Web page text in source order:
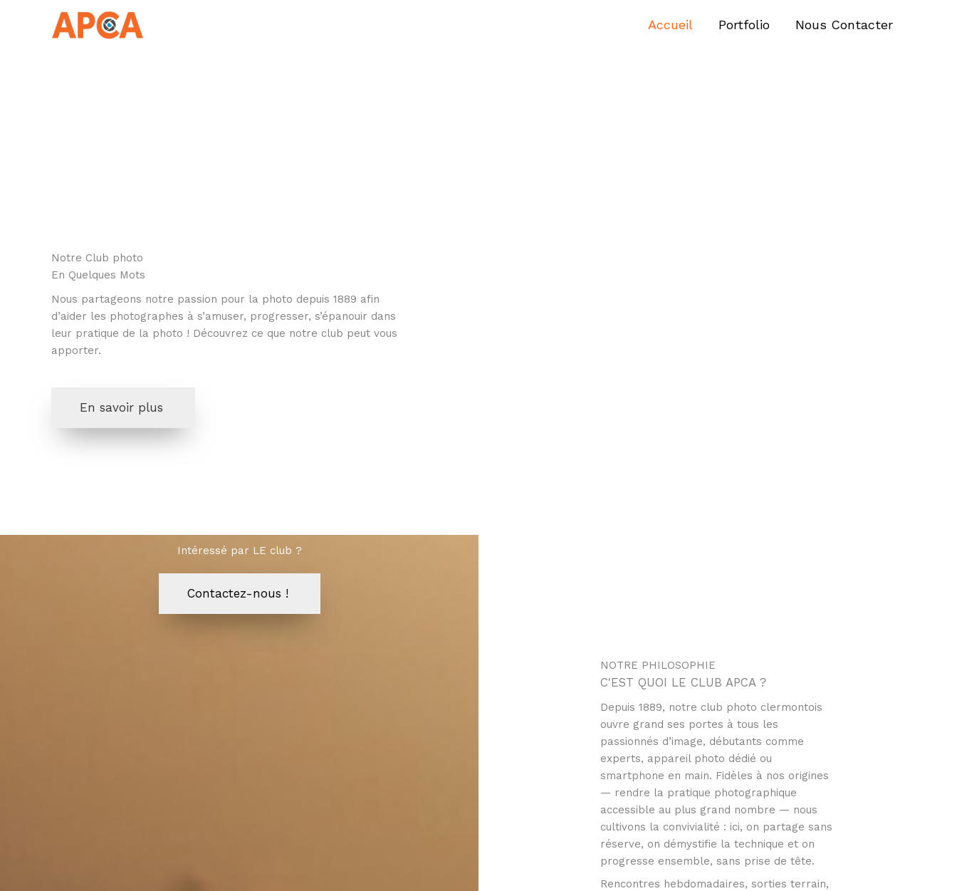
Accueil Portfolio Nous Contacter
Notre Club photo
En Quelques Mots
Nous partageons notre passion pour la photo depuis 1889 afin
d’aider les photographes à s’amuser, progresser, s’épanouir dans
leur pratique de la photo ! Découvrez ce que notre club peut vous
apporter.
En savoir plus
Intéressé par LE club ?
Contactez-nous !
NOTRE PHILOSOPHIE
C'EST QUOI LE CLUB APCA ?
Depuis 1889, notre club photo clermontois
ouvre grand ses portes à tous les
passionnés d’image, débutants comme
experts, appareil photo dédié ou
smartphone en main. Fidèles à nos origines
— rendre la pratique photographique
accessible au plus grand nombre — nous
cultivons la convivialité : ici, on partage sans
réserve, on démystifie la technique et on
progresse ensemble, sans prise de tête.
Rencontres hebdomadaires, sorties terrain,